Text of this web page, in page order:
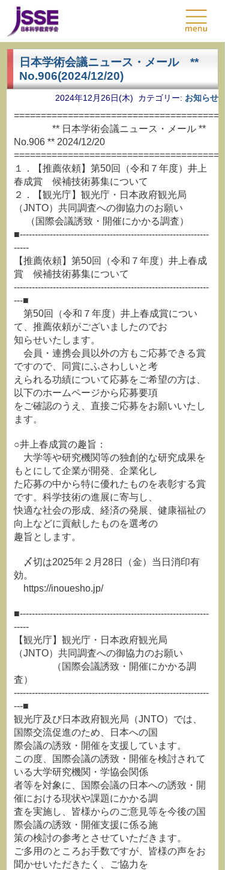
日本学術会議ニュース・メール **
No.906(2024/12/20)
2024年12月26日(木) カテゴリー: お知らせ
** 日本学術会議ニュース・メール **
No.906 ** 2024/12/20
１．【推薦依頼】第50回（令和７年度）井上
春成賞 候補技術募集について
２．【観光庁】観光庁・日本政府観光局
（JNTO）共同調査への御協力のお願い
（国際会議誘致・開催にかかる調査）
■---------------------------------------------------------------
-----
【推薦依頼】第50回（令和７年度）井上春成
賞 候補技術募集について
-----------------------------------------------------------------
---■
第50回（令和７年度）井上春成賞につい
て、推薦依頼がございましたのでお
知らせいたします。
会員・連携会員以外の方もご応募できる賞
ですので、同賞にふさわしいと考
えられる功績について応募をご希望の方は、
以下のホームページから応募要項
をご確認のうえ、直接ご応募をお願いいたし
ます。
○井上春成賞の趣旨：
大学等や研究機関等の独創的な研究成果を
もとにして企業が開発、企業化し
た応募の中から特に優れたものを表彰する賞
です。科学技術の進展に寄与し、
快適な社会の形成、経済の発展、健康福祉の
向上などに貢献したものを選考の
趣旨とします。
〆切は2025年２月28日（金）当日消印有
効。
https://inouesho.jp/
■---------------------------------------------------------------
-----
【観光庁】観光庁・日本政府観光局
（JNTO）共同調査への御協力のお願い
（国際会議誘致・開催にかかる調
査）
-----------------------------------------------------------------
---■
観光庁及び日本政府観光局（JNTO）では、
国際交流促進のため、日本への国
際会議の誘致・開催を支援しています。
この度、国際会議の誘致・開催を検討されて
いる大学研究機関・学協会関係
者等を対象に、国際会議の日本への誘致・開
催における現状や課題にかかる調
査を実施し、皆様からのご意見等を今後の国
際会議の誘致・開催支援に係る施
策の検討の参考とさせていただきます。
ご多用のところお手数ですが、皆様の声をお
聞かせいただきたく、ご協力を